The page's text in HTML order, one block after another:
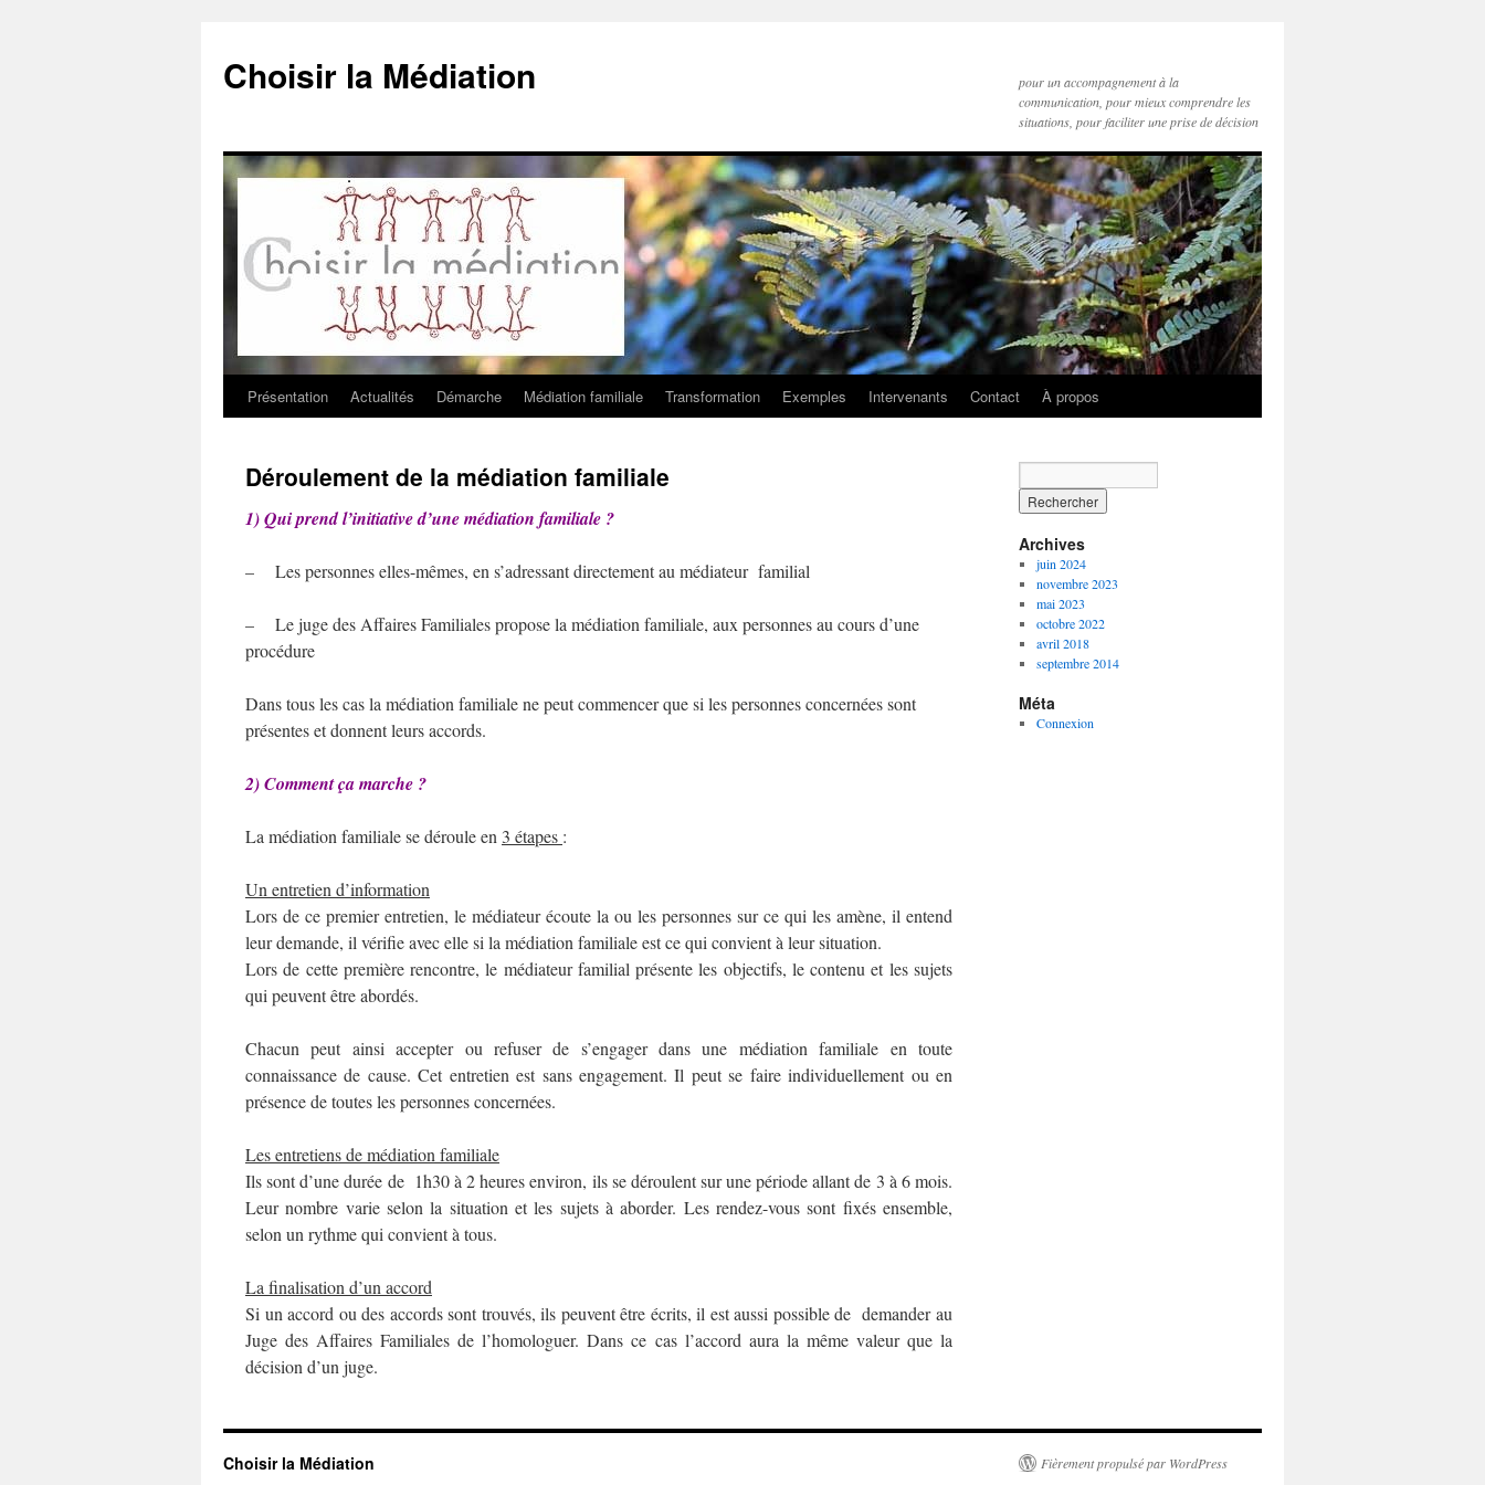
Choisir la Médiation
pour un accompagnement à la
communication, pour mieux comprendre les
situations, pour faciliter une prise de décision
Aller
contenu
Présentation Actualités Démarche Médiation familiale Transformation Exemples Intervenants Contact À propos
Déroulement de la médiation familiale
1) Qui prend l’initiative d’une médiation familiale ?
– Les personnes elles-mêmes, en s’adressant directement au médiateur familial
– Le juge des Affaires Familiales propose la médiation familiale, aux personnes au cours d’une
procédure
Dans tous les cas la médiation familiale ne peut commencer que si les personnes concernées sont
présentes et donnent leurs accords.
2) Comment ça marche ?
La médiation familiale se déroule en 3 étapes :
Un entretien d’information
Lors de ce premier entretien, le médiateur écoute la ou les personnes sur ce qui les amène, il entend
leur demande, il vérifie avec elle si la médiation familiale est ce qui convient à leur situation.
Lors de cette première rencontre, le médiateur familial présente les objectifs, le contenu et les sujets
qui peuvent être abordés.
Chacun peut ainsi accepter ou refuser de s’engager dans une médiation familiale en toute
connaissance de cause. Cet entretien est sans engagement. Il peut se faire individuellement ou en
présence de toutes les personnes concernées.
Les entretiens de médiation familiale
Ils sont d’une durée de 1h30 à 2 heures environ, ils se déroulent sur une période allant de 3 à 6 mois.
Leur nombre varie selon la situation et les sujets à aborder. Les rendez-vous sont fixés ensemble,
selon un rythme qui convient à tous.
La finalisation d’un accord
Si un accord ou des accords sont trouvés, ils peuvent être écrits, il est aussi possible de demander au
Juge des Affaires Familiales de l’homologuer. Dans ce cas l’accord aura la même valeur que la
décision d’un juge.
Archives
juin 2024
novembre 2023
mai 2023
octobre 2022
avril 2018
septembre 2014
Méta
Connexion
Choisir la Médiation Fièrement propulsé par WordPress